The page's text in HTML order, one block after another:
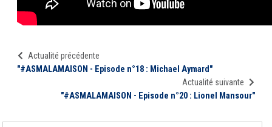
Actualité précédente
"#ASMALAMAISON - Episode n°18 : Michael Aymard"
Actualité suivante
"#ASMALAMAISON - Episode n°20 : Lionel Mansour"